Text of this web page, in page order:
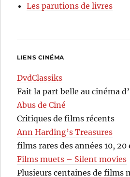
Les parutions de livres
LIENS CINÉMA
DvdClassiks
Fait la part belle au cinéma
Abus de Ciné
Critiques de films récents
Ann Harding’s Treasures
films rares des années 10, 20
Films muets – Silent movies
Plusieurs centaines de films